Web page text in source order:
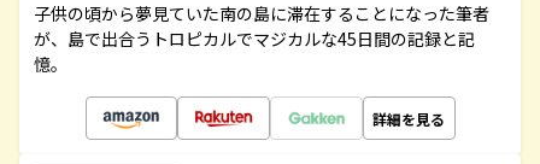
子供の頃から夢見ていた南の島に滞在することになった筆者
が、島で出合うトロピカルでマジカルな45日間の記録と記
憶。
詳細を見る